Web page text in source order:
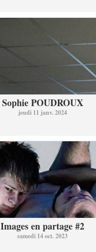
Sophie POUDROUX
jeudi 11 janv. 2024
Images en partage #2
samedi 14 oct. 2023